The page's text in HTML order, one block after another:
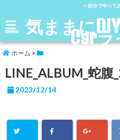
～自分でやって
menu 気ままに
Car
ホーム >
LINE_ALBUM_蛇腹
2023/12/14